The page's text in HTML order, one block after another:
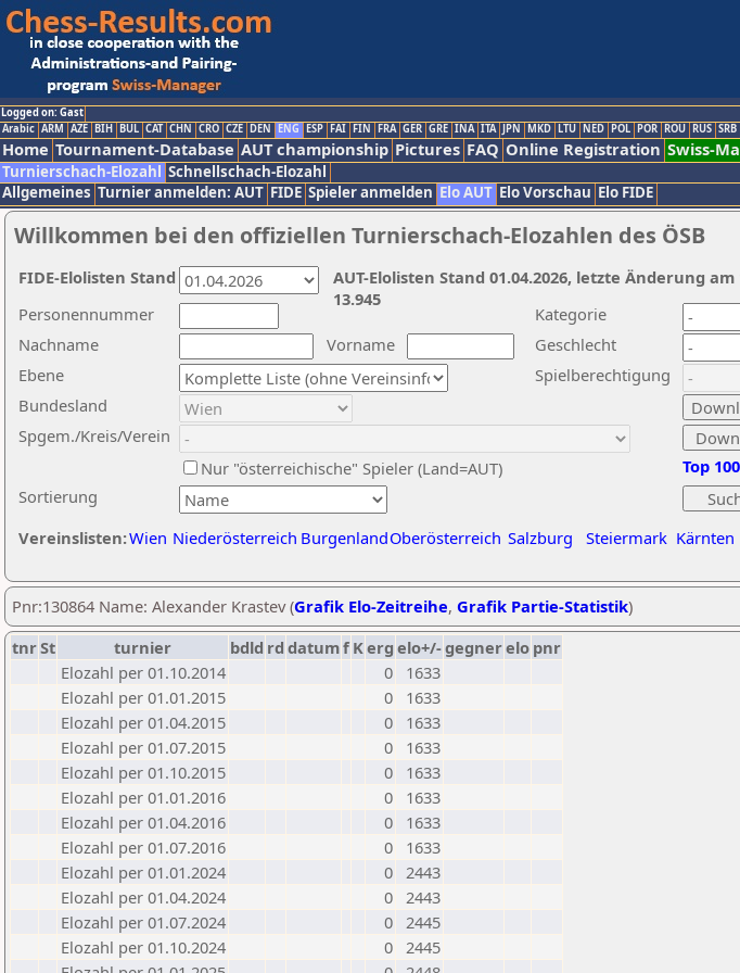
Logged on: Gast
Arabic ARM AZE BIH BUL CAT CHN CRO CZE DEN ENG ESP FAI FIN FRA GER GRE INA ITA JPN MKD LTU NED POL POR ROU RUS SRB
Home Tournament-Database AUT championship Pictures FAQ Online Registration Swiss-
Turnierschach-Elozahl Schnellschach-Elozahl
Allgemeines Turnier anmelden: AUT FIDE Spieler anmelden Elo AUT Elo Vorschau Elo FIDE
Willkommen bei den offiziellen Turnierschach-Elozahlen des ÖSB
Nachname
Vorname
Ebene
Kategorie
Sortierung
Personennummer
Bundesland
Spgem./Kreis/Verein
Geschlecht
Nur "österreichische" Spieler (Land=AUT)
Spielberechtigung
Vereinslisten:Wien Niederösterreich BurgenlandOberösterreich Salzburg Steiermark Kärnten
Top 100
AUT-Elolisten Stand 01.04.2026, letzte Änderung
13.945
FIDE-Elolisten Stand
Pnr:130864 Name: Alexander Krastev (Grafik Elo-Zeitreihe, Grafik Partie-Statistik)
tnrSt turnier bdld rd datumf Kerg elo+/-gegnerelo pnr
Elozahl per 01.10.2014
0
1633
Elozahl per 01.01.2015
0
1633
Elozahl per 01.04.2015
0
1633
Elozahl per 01.07.2015
0
1633
Elozahl per 01.10.2015
0
1633
Elozahl per 01.01.2016
0
1633
Elozahl per 01.04.2016
0
1633
Elozahl per 01.07.2016
0
1633
Elozahl per 01.01.2024
0 2443
Elozahl per 01.04.2024
0 2443
Elozahl per 01.07.2024
0 2445
Elozahl per 01.10.2024
0 2445